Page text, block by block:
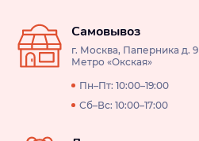
Самовывоз
г. Москва, Паперника д. 9
Метро «Окская»
Пн–Пт: 10:00–19:00
Сб–Вс: 10:00–17:00